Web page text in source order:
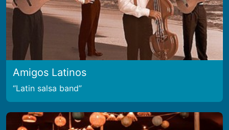
Amigos Latinos
Latin salsa band